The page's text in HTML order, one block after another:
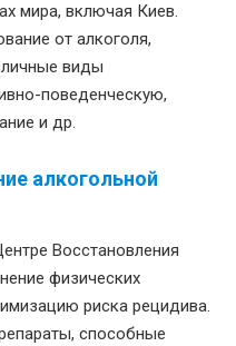
мира, включая Киев.
от алкоголя,
виды
поведенческую,
и др.
алкогольной
Восстановления
физических
риска рецидива.
способные